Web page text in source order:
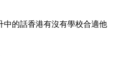
的話香港有沒有學校合適他